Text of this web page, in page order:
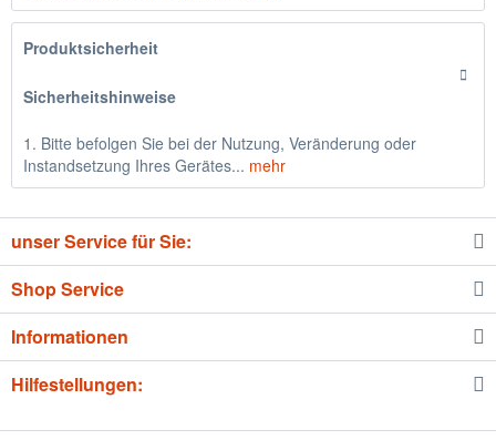
Produktsicherheit
Sicherheitshinweise
1. Bitte befolgen Sie bei der Nutzung, Veränderung oder
Instandsetzung Ihres Gerätes... mehr
unser Service für Sie:
Shop Service
Informationen
Hilfestellungen: